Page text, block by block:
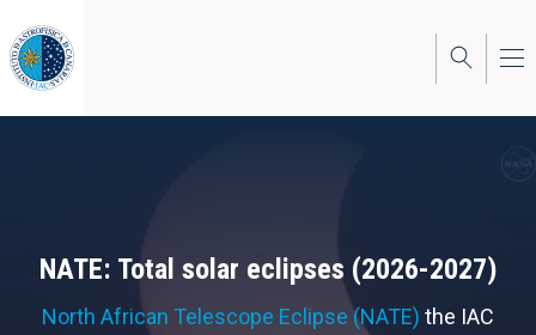
to
main
content
NATE: Total solar eclipses (2026-2027)
North African Telescope Eclipse (NATE) the IAC